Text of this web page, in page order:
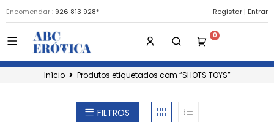
Encomendar : 926 813 928* Registar | Entrar
Início Produtos etiquetados com “SHOTS TOYS”
FILTROS